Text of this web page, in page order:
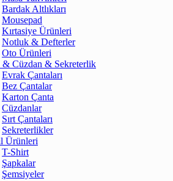
Bardak Altlıkları
Mousepad
Kırtasiye Ürünleri
Notluk & Defterler
Oto Ürünleri
& Cüzdan & Sekreterlik
Evrak Çantaları
Bez Çantalar
Karton Çanta
Cüzdanlar
Sırt Çantaları
Sekreterlikler
Ürünleri
T-Shirt
Şapkalar
Şemsiyeler